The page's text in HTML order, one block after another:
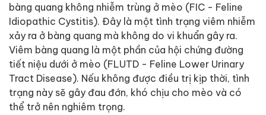
bàng quang không nhiễm trùng ở mèo (FIC - Feline
Idiopathic Cystitis). Đây là một tình trạng viêm nhiễm
xảy ra ở bàng quang mà không do vi khuẩn gây ra.
Viêm bàng quang là một phần của hội chứng đường
tiết niệu dưới ở mèo (FLUTD - Feline Lower Urinary
Tract Disease). Nếu không được điều trị kịp thời, tình
trạng này sẽ gây đau đớn, khó chịu cho mèo và có
thể trở nên nghiêm trọng.